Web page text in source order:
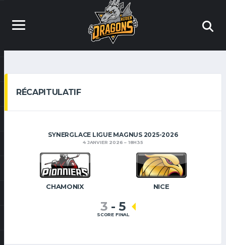
RÉCAPITULATIF
SYNERGLACE LIGUE MAGNUS 2025-2026
4 JANVIER 2026 18H35
CHAMONIX NICE
3 - 5
SCORE FINAL